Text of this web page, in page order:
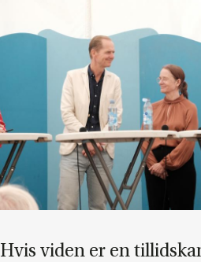
Hvis vi­den er en